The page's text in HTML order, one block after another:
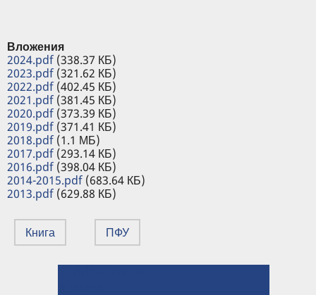
Вложения
2024.pdf (338.37 КБ)
2023.pdf (321.62 КБ)
2022.pdf (402.45 КБ)
2021.pdf (381.45 КБ)
2020.pdf (373.39 КБ)
2019.pdf (371.41 КБ)
2018.pdf (1.1 МБ)
2017.pdf (293.14 КБ)
2016.pdf (398.04 КБ)
2014-2015.pdf (683.64 КБ)
2013.pdf (629.88 КБ)
Книга ПФУ